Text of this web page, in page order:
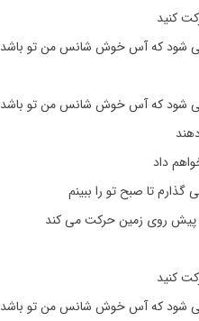
کنید
شود که آس خوش شانس من تو باشد
شود که آس خوش شانس من تو باشد
داد
گذارم تا صبح تو را ببینم
پیش روی زمین حرکت می کند
کنید
شود که آس خوش شانس من تو باشد